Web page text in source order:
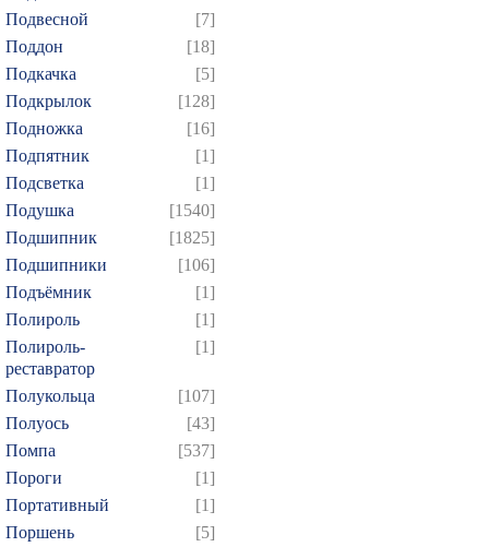
Подвесной
[7]
Поддон
[18]
Подкачка
[5]
Подкрылок
[128]
Подножка
[16]
Подпятник
[1]
Подсветка
[1]
Подушка
[1540]
Подшипник
[1825]
Подшипники
[106]
Подъёмник
[1]
Полироль
[1]
Полироль-
реставратор
[1]
Полукольца
[107]
Полуось
[43]
Помпа
[537]
Пороги
[1]
Портативный
[1]
Поршень
[5]